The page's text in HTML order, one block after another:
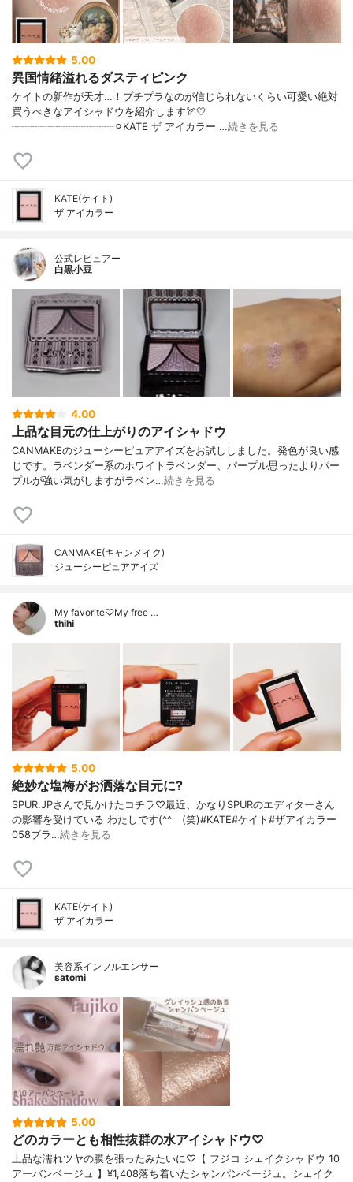
5.00
異国情緒溢れるダスティピンク
ケイトの新作が天才…！プチプラなのが信じられないくらい可愛い絶対
買うべきなアイシャドウを紹介します🏹🤍
┈┈┈┈┈┈┈┈┈┈⚪︎KATE ザ アイカラー …続きを見る
KATE(ケイト)
ザ アイカラー
公式レビュアー
白黒小豆
4.00
上品な目元の仕上がりのアイシャドウ
CANMAKEのジューシーピュアアイズをお試ししました。発色が良い感
じです。ラベンダー系のホワイトラベンダー、パープル思ったよりパー
プルが強い気がしますがラベン…続きを見る
CANMAKE(キャンメイク)
ジューシーピュアアイズ
My favorite♡My free …
thihi
5.00
絶妙な塩梅がお洒落な目元に?
SPUR.JPさんで見かけたコチラ♡最近、かなりSPURのエディターさん
の影響を受けている わたしです(^^ゞ(笑)#KATE#ケイト#ザアイカラー
058ブラ…続きを見る
KATE(ケイト)
ザ アイカラー
美容系インフルエンサー
satomi
5.00
どのカラーとも相性抜群の水アイシャドウ♡
上品な濡れツヤの膜を張ったみたいに♡【 フジコ シェイクシャドウ 10
アーバンベージュ 】¥1,408落ち着いたシャンパンベージュ。シェイク